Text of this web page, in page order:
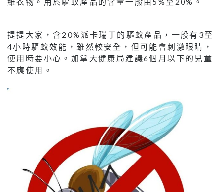
提提大家，含20%派卡瑞丁的驅蚊產品，一般有3至
4小時驅蚊效能，雖然較安全，但可能會刺激眼睛，
使用時要小心。加拿大健康局建議6個月以下的兒童
不應使用。